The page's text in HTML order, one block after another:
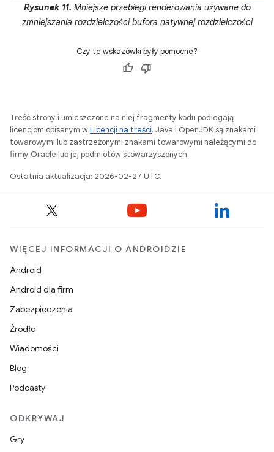
Rysunek 11. Mniejsze przebiegi renderowania używane do
zmniejszania rozdzielczości bufora natywnej rozdzielczości
Czy te wskazówki były pomocne?
Treść strony i umieszczone na niej fragmenty kodu podlegają
licencjom opisanym wLicencji na treści. Java i OpenJDK są znakami
towarowymi lub zastrzeżonymi znakami towarowymi należącymi do
firmy Oracle lub jej podmiotów stowarzyszonych.
Ostatnia aktualizacja: 2026-02-27 UTC.
WIĘCEJ INFORMACJI O ANDROIDZIE
Android
Android dla firm
Zabezpieczenia
Źródło
Wiadomości
Blog
Podcasty
ODKRYWAJ
Gry